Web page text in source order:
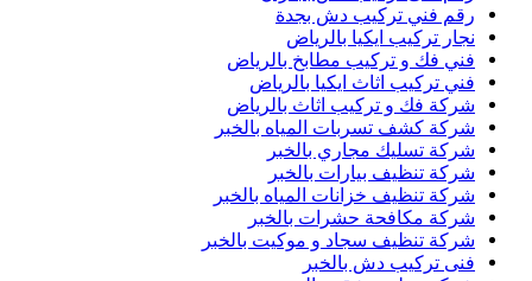
رقم فني تركيب دش بجدة
نجار تركيب ايكيا بالرياض
فني فك و تركيب مطابخ بالرياض
فني تركيب اثاث ايكيا بالرياض
شركة فك و تركيب اثاث بالرياض
شركة كشف تسربات المياه بالخبر
شركة تسليك مجاري بالخبر
شركة تنظيف بيارات بالخبر
شركة تنظيف خزانات المياه بالخبر
شركة مكافحة حشرات بالخبر
شركة تنظيف سجاد و موكيت بالخبر
فنى تركيب دش بالخبر